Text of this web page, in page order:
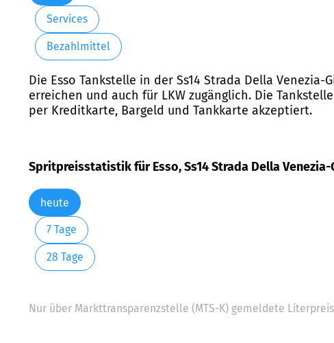
Services
Bezahlmittel
Die Esso Tankstelle in der Ss14 Strada Della
erreichen und auch für LKW zugänglich. Die
per Kreditkarte, Bargeld und Tankkarte akzeptiert.
Spritpreisstatistik für Esso, Ss14 Strada Della
heute
7 Tage
28 Tage
Nur über Markttransparenzstelle (MTS-K) gemeldete